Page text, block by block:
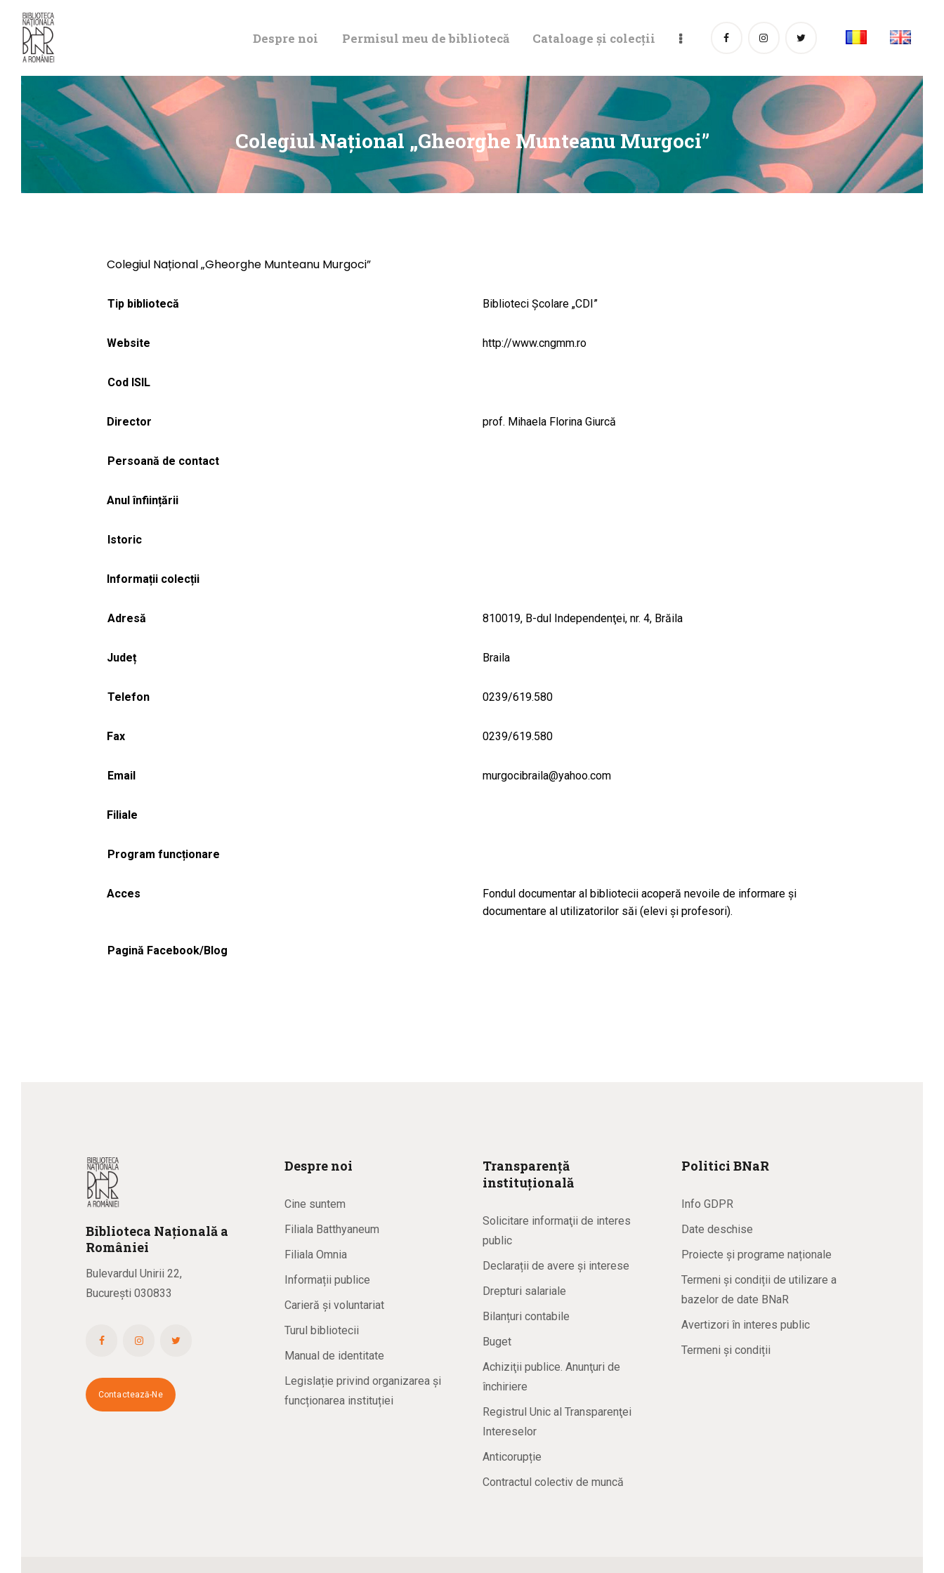
Despre noi Permisul meu de bibliotecă Cataloage și colecții
Colegiul Național „Gheorghe Munteanu Murgoci”
DE BIBLIOTECĂ
CATALOAGE ȘI
COLECȚII
Colegiul Național „Gheorghe Munteanu Murgoci”
Tip bibliotecă Biblioteci Școlare „CDI”
Website http://www.cngmm.ro
Cod ISIL
Director prof. Mihaela Florina Giurcă
Persoană de contact
Anul înființării
Istoric
Informații colecții
Adresă 810019, B-dul Independenţei, nr. 4, Brăila
Județ Braila
Telefon 0239/619.580
Fax 0239/619.580
Email murgocibraila@yahoo.com
Filiale
Program funcționare
Acces
Fondul documentar al bibliotecii acoperă nevoile de informare și
documentare al utilizatorilor săi (elevi și profesori).
Pagină Facebook/Blog
Biblioteca Națională a
României
Bulevardul Unirii 22,
București 030833
Contactează-Ne
Despre noi
Cine suntem
Filiala Batthyaneum
Filiala Omnia
Informații publice
Carieră și voluntariat
Turul bibliotecii
Manual de identitate
Legislație privind organizarea și
funcționarea instituției
Transparență
instituțională
Solicitare informaţii de interes
public
Declarații de avere și interese
Drepturi salariale
Bilanțuri contabile
Buget
Achiziţii publice. Anunţuri de
închiriere
Registrul Unic al Transparenţei
Intereselor
Anticorupție
Contractul colectiv de muncă
Politici BNaR
Info GDPR
Date deschise
Proiecte și programe naționale
Termeni și condiții de utilizare a
bazelor de date BNaR
Avertizori în interes public
Termeni și condiții